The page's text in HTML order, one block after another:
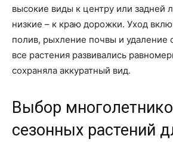
высокие виды к центру или задней
низкие – к краю дорожки. Уход
полив, рыхление почвы и удаление
все растения развивались
сохраняла аккуратный вид.
Выбор
сезонных растений